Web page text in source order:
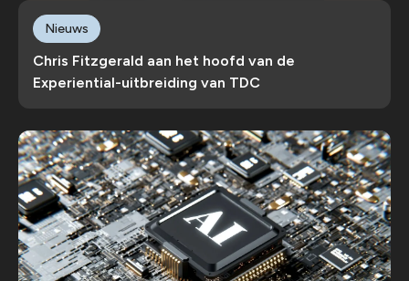
Chris Fitzgerald aan het hoofd van de
Experiential-uitbreiding van TDC
Nieuws